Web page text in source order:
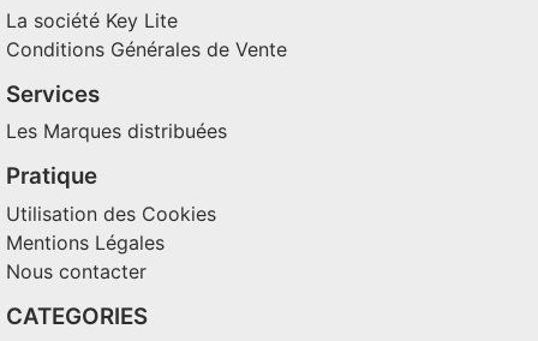
La société Key Lite
Conditions Générales de Vente
Services
Les Marques distribuées
Pratique
Utilisation des Cookies
Mentions Légales
Nous contacter
CATEGORIES